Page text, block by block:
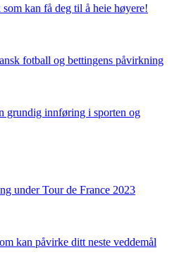
kan få deg til å heie høyere!
fotball og bettingens påvirkning
grundig innføring i sporten og
under Tour de France 2023
kan påvirke ditt neste veddemål